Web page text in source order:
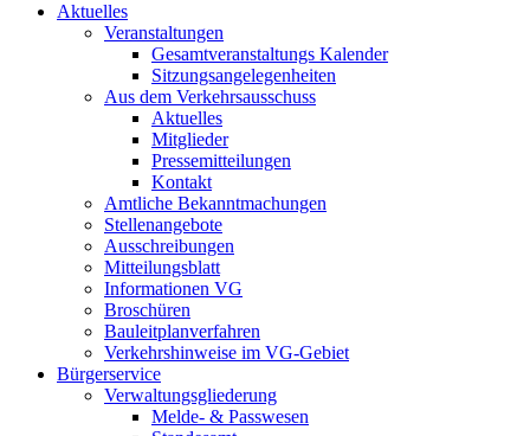
Aktuelles
Veranstaltungen
Gesamtveranstaltungs Kalender
Sitzungsangelegenheiten
Aus dem Verkehrsausschuss
Aktuelles
Mitglieder
Pressemitteilungen
Kontakt
Amtliche Bekanntmachungen
Stellenangebote
Ausschreibungen
Mitteilungsblatt
Informationen VG
Broschüren
Bauleitplanverfahren
Verkehrshinweise im VG-Gebiet
Bürgerservice
Verwaltungsgliederung
Melde- & Passwesen